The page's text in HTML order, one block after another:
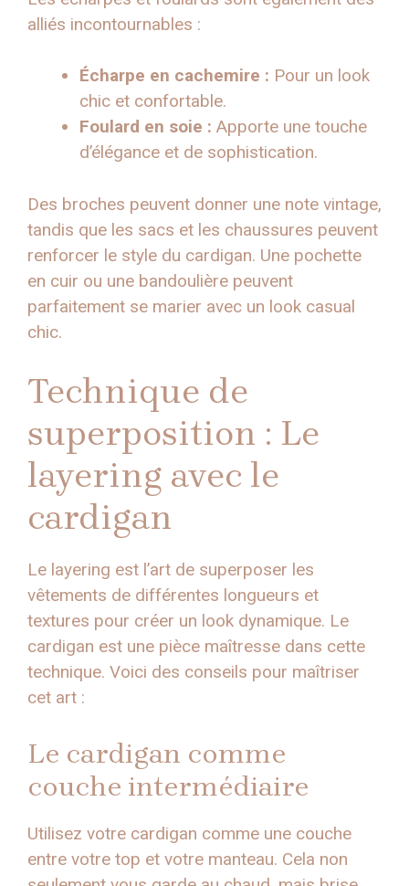
alliés incontournables :
Écharpe en cachemire : Pour un look
chic et confortable.
Foulard en soie : Apporte une touche
d’élégance et de sophistication.
Des broches peuvent donner une note vintage,
tandis que les sacs et les chaussures peuvent
renforcer le style du cardigan. Une pochette
en cuir ou une bandoulière peuvent
parfaitement se marier avec un look casual
chic.
Technique de
superposition : Le
layering avec le
cardigan
Le layering est l’art de superposer les
vêtements de différentes longueurs et
textures pour créer un look dynamique. Le
cardigan est une pièce maîtresse dans cette
technique. Voici des conseils pour maîtriser
cet art :
Le cardigan comme
couche intermédiaire
Utilisez votre cardigan comme une couche
entre votre top et votre manteau. Cela non